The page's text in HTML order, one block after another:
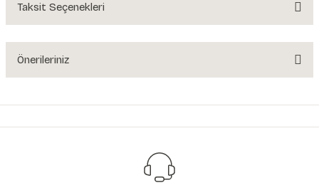
Ürün hakkında henüz soru sorulmamış.
Taksit Seçenekleri
Önerileriniz
yetersiz gördüğünüz noktaları öneri formunu kullanarak tarafımıza
Görüş ve önerileriniz için teşekkür ederiz.
Ürün resmi kalitesiz, bozuk veya görüntülenemiyor.